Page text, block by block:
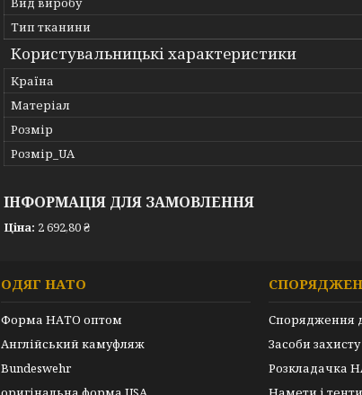
Тип тканини
Користувальницькі характеристики
Країна
Матеріал
Розмір
Розмір_UA
ІНФОРМАЦІЯ ДЛЯ ЗАМОВЛЕННЯ
Ціна: 2 692,80 ₴
ОДЯГ НАТО
Форма НАТО оптом
Англійський камуфляж
Bundeswehr
Спорядження
Засоби захисту
Розкладачка